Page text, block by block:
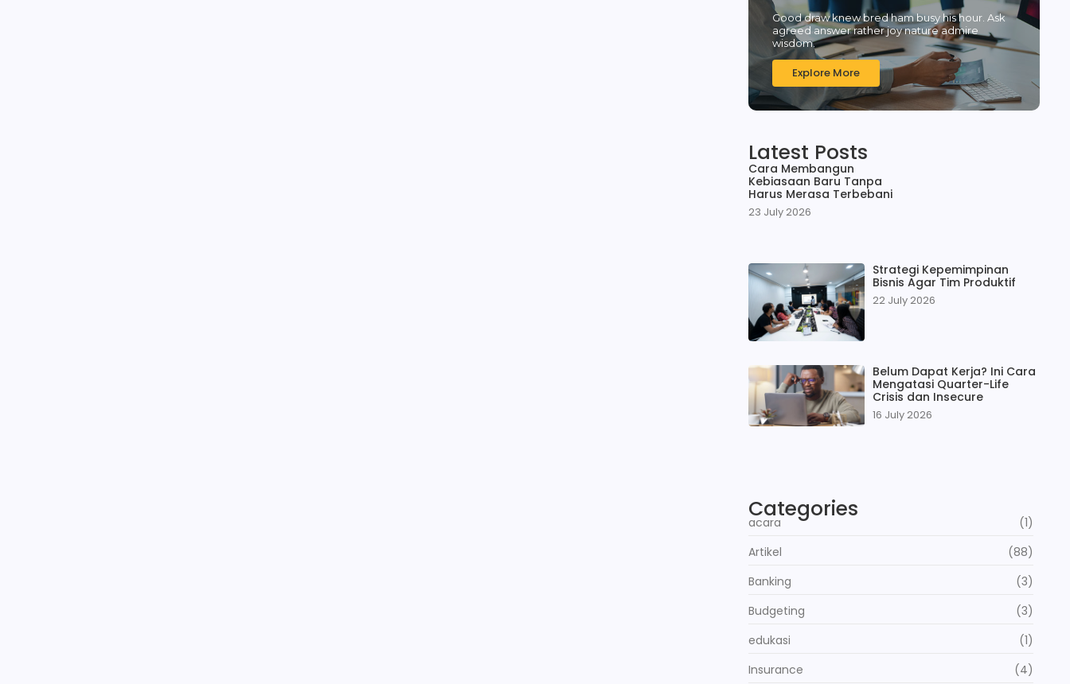
Good draw knew bred ham busy his hour. Ask
agreed answer rather joy nature admire
wisdom.
Explore More
Latest Posts
Cara Membangun
Kebiasaan Baru Tanpa
Harus Merasa Terbebani
23 July 2026
Strategi Kepemimpinan
Bisnis Agar Tim Produktif
22 July 2026
Belum Dapat Kerja? Ini Cara
Mengatasi Quarter-Life
Crisis dan Insecure
16 July 2026
Categories
acara
(1)
Artikel
(88)
Banking
(3)
Budgeting
(3)
edukasi
(1)
Insurance
(4)